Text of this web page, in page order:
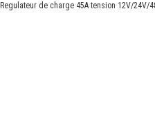
Regulateur de charge 45A tension 12V/24V/